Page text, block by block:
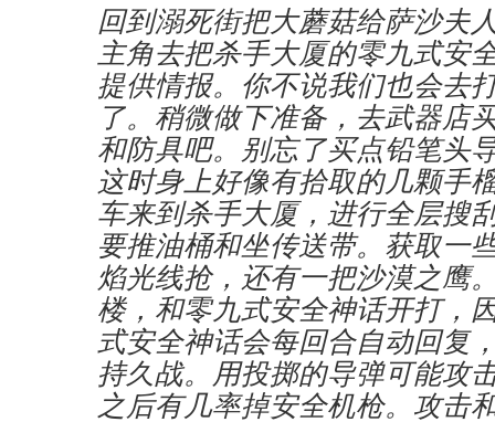
回到溺死街把大蘑菇给萨沙夫
主角去把杀手大厦的零九式安
提供情报。你不说我们也会去
了。稍微做下准备，去武器店
和防具吧。别忘了买点铅笔头
这时身上好像有拾取的几颗手
车来到杀手大厦，进行全层搜
要推油桶和坐传送带。获取一
焰光线抢，还有一把沙漠之鹰
楼，和零九式安全神话开打，
式安全神话会每回合自动回复
持久战。用投掷的导弹可能攻
之后有几率掉安全机枪。攻击